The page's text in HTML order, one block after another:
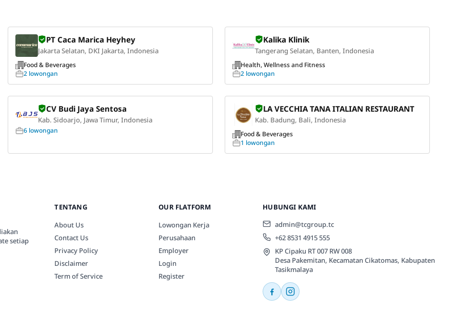
PT Caca Marica Heyhey
Jakarta Selatan, DKI Jakarta, Indonesia
Food & Beverages
2 lowongan
Kalika Klinik
Tangerang Selatan, Banten, Indonesia
Health, Wellness and Fitness
2 lowongan
CV Budi Jaya Sentosa
Kab. Sidoarjo, Jawa Timur, Indonesia
6 lowongan
LA VECCHIA TANA ITALIAN RESTAURANT
Kab. Badung, Bali, Indonesia
Food & Beverages
1 lowongan
setiap
TENTANG
About Us
Contact Us
Privacy Policy
Disclaimer
Term of Service
OUR FLATFORM
Lowongan Kerja
Perusahaan
Employer
Login
Register
HUBUNGI KAMI
admin@tcgroup.tc
+62 8531 4915 555
KP Cipaku RT 007 RW 008
Desa Pakemitan, Kecamatan Cikatomas, Kabupaten
Tasikmalaya